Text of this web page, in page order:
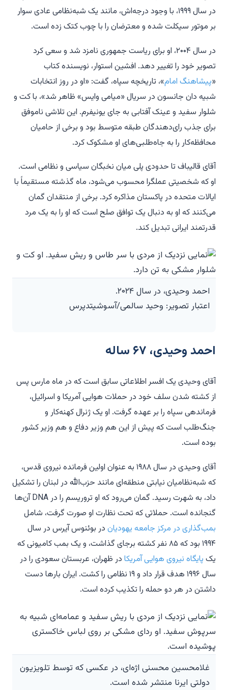
در سال ۱۹۹۹، با وجود درجه‌اش، مانند یک شبه‌نظامی عادی سوار
بر موتور سیکلت شده و معترضان را با چوب کتک زده است.
در سال ۲۰۰۴، او برای ریاست جمهوری نامزد شد و سعی کرد
تصویر خود را تغییر دهد. افشین استوار، نویسنده کتاب
«پیشاهنگ امام»، تاریخچه سپاه، گفت: «او در روز انتخابات
شبیه دان جانسون در سریال «میامی وایس» ظاهر شد»، با کت و
شلوار سفید و عینک آفتابی به جای یونیفرم. این تلاشی ناموفق
برای جذب رای‌دهندگان طبقه متوسط بود و برخی از حامیان
محافظه‌کار را به جاه‌طلبی‌های او مشکوک کرد.
آقای قالیباف تا حدودی پلی میان نخبگان سیاسی و نظامی است.
او که شخصیتی عملگرا محسوب می‌شود، ماه گذشته مستقیماً با
ایالات متحده در پاکستان مذاکره کرد. برخی از منتقدان گمان
می‌کنند که او به دنبال یک توافق صلح است که او را به یک مرد
قدرتمند ایرانی تبدیل کند.
احمد وحیدی، در سال ۲۰۲۴.
اعتبار تصویر: وحید سالمی/آسوشیتدپرس
احمد وحیدی، ۶۷ ساله
آقای وحیدی یک افسر اطلاعاتی سابق است که در ماه مارس پس
از کشته شدن سلف خود در حملات هوایی آمریکا و اسرائیل،
فرماندهی سپاه را بر عهده گرفت. او یک ژنرال کهنه‌کار و
جنگ‌طلب است که پیش از این هم وزیر دفاع و هم وزیر کشور
بوده است.
آقای وحیدی در سال ۱۹۸۸ به عنوان اولین فرمانده نیروی قدس،
که شبه‌نظامیان نیابتی منطقه‌ای مانند حزب‌الله در لبنان را تشکیل
داد، به شهرت رسید. گمان می‌رود که او تروریسم را در DNA آن‌ها
گنجانده است. حملاتی که تحت نظارت او صورت گرفت، شامل
بمب‌گذاری در مرکز جامعه یهودیان در بوئنوس آیرس در سال
۱۹۹۴ بود که ۸۵ نفر کشته برجای گذاشت، و یک بمب کامیونی که
یک پایگاه نیروی هوایی آمریکا در ظهران، عربستان سعودی را در
سال ۱۹۹۶ هدف قرار داد و ۱۹ نظامی را کشت. ایران بارها دست
داشتن در هر دو حمله را تکذیب کرده است.
غلامحسین محسنی اژه‌ای، در عکسی که توسط تلویزیون
دولتی ایرنا منتشر شده است.